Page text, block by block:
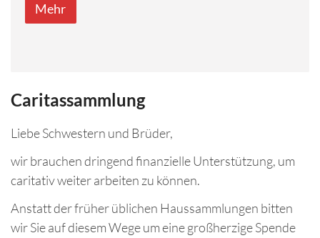
Mehr
Caritassammlung
Liebe Schwestern und Brüder,
wir brauchen dringend finanzielle Unterstützung, um
caritativ weiter arbeiten zu können.
Anstatt der früher üblichen Haussammlungen bitten
wir Sie auf diesem Wege um eine großherzige Spende